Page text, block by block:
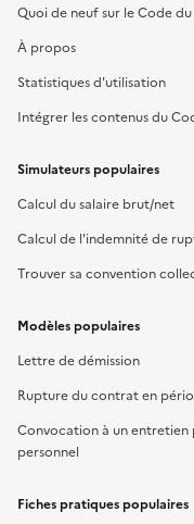
Quoi de neuf sur le Code
À propos
Statistiques d'utilisation
Intégrer les contenus du
Simulateurs populaires
Calcul du salaire brut/net
Calcul de l'indemnité de
Trouver sa convention
Modèles populaires
Lettre de démission
Rupture du contrat en
Convocation à un
personnel
Fiches pratiques populaires